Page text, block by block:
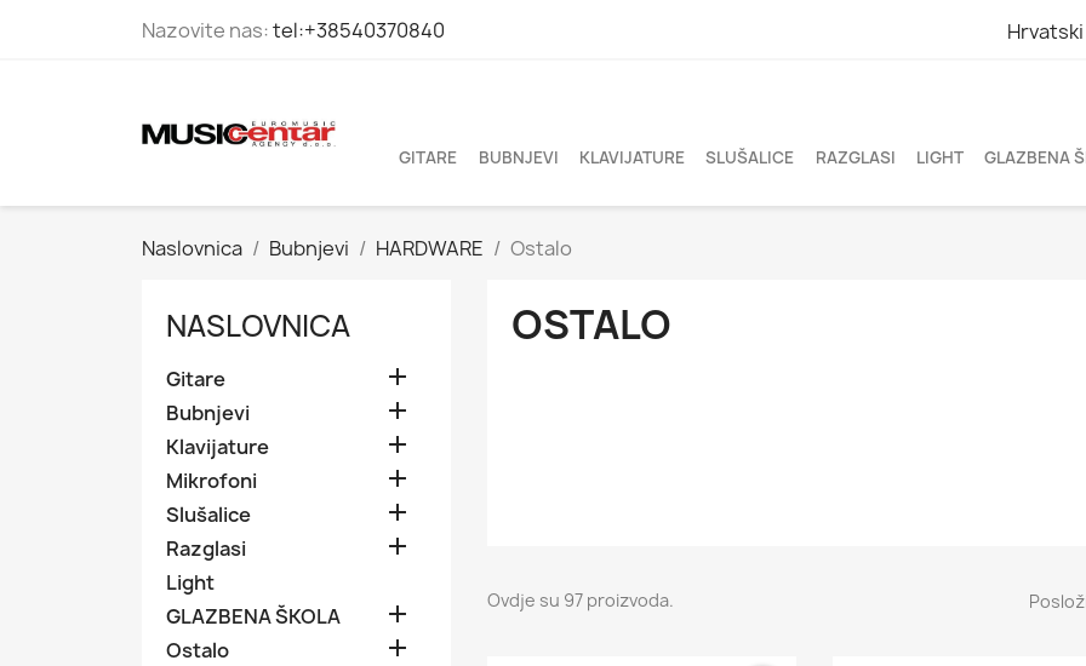
Nazovite nas:tel:+38540370840 Hrvatski
GITARE BUBNJEVI KLAVIJATURE SLUŠALICE RAZGLASI LIGHT GLAZBENA
Naslovnica Bubnjevi HARDWARE Ostalo
NASLOVNICA
Gitare 
Bubnjevi 
Klavijature 
Mikrofoni 
Slušalice 
Razglasi 
Light
GLAZBENA ŠKOLA

Ostalo 
OSTALO
Ovdje su 97 proizvoda.